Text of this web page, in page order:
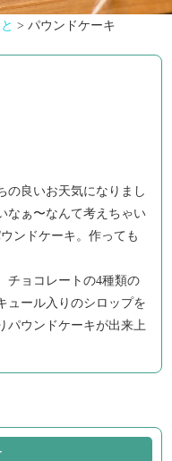
>パウンドケーキ
の良いお天気になりまし
なぁ〜なんて考えちゃい
ンドケーキ。作っても
チョコレートの4種類の
ュール入りのシロップを
パウンドケーキが出来上